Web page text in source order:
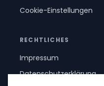
Cookie-Einstellungen
RECHTLICHES
Impressum
Datenschutzerklärung